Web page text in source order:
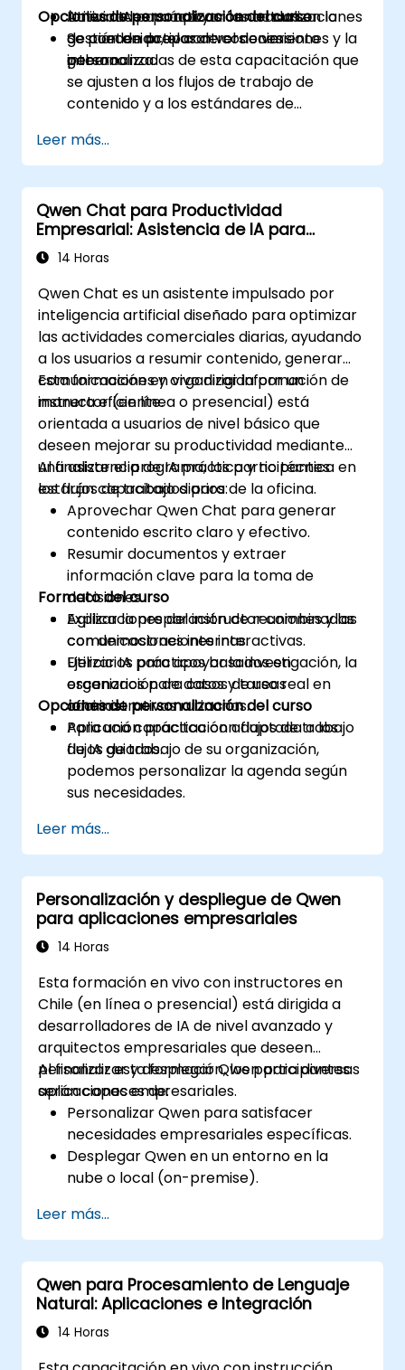
Utilizar IA para apoyar las actualizaciones
de contenido, el control de versiones y la
gobernanza.
Actividades prácticas centradas en la
gestión de activos de conocimiento
interno.
Opciones de personalización del curso
Se pueden preparar versiones
personalizadas de esta capacitación que
se ajusten a los flujos de trabajo de
contenido y a los estándares de
Leer más...
Qwen Chat para Productividad
Empresarial: Asistencia de IA para
Trabajo de Oficina
14 Horas
Qwen Chat es un asistente impulsado por
inteligencia artificial diseñado para optimizar
las actividades comerciales diarias, ayudando
a los usuarios a resumir contenido, generar
comunicaciones y organizar información de
manera eficiente.
Esta formación en vivo dirigida por un
instructor (en línea o presencial) está
orientada a usuarios de nivel básico que
deseen mejorar su productividad mediante
una asistencia de IA práctica y no técnica en
los flujos de trabajo diarios de la oficina.
Al finalizar el programa, los participantes
estarán capacitados para:
Aprovechar Qwen Chat para generar
contenido escrito claro y efectivo.
Resumir documentos y extraer
información clave para la toma de
decisiones.
Agilizar la preparación de reuniones y las
comunicaciones internas.
Utilizar IA para apoyar la investigación, la
organización de datos y tareas
administrativas rutinarias.
Formato del curso
Explicaciones del instructor combinadas
con demostraciones interactivas.
Ejercicios prácticos basados en
escenarios para casos de uso real en
oficinas.
Aplicación práctica con flujos de trabajo
de IA guiados.
Opciones de personalización del curso
Para una capacitación adaptada a los
flujos de trabajo de su organización,
podemos personalizar la agenda según
sus necesidades.
Leer más...
Personalización y despliegue de Qwen
para aplicaciones empresariales
14 Horas
Esta formación en vivo con instructores en
Chile (en línea o presencial) está dirigida a
desarrolladores de IA de nivel avanzado y
arquitectos empresariales que deseen
personalizar y desplegar Qwen para diversas
aplicaciones empresariales.
Al finalizar esta formación, los participantes
serán capaces de:
Personalizar Qwen para satisfacer
necesidades empresariales específicas.
Desplegar Qwen en un entorno en la
nube o local (on-premise).
aplicaciones empresariales existentes.
Monitorear y optimizar el rendimiento de
las soluciones basadas en Qwen.
Leer más...
Qwen para Procesamiento de Lenguaje
Natural: Aplicaciones e Integración
14 Horas